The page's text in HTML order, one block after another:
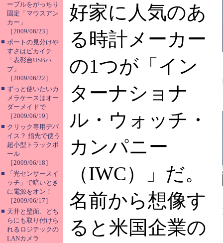
ーブルをがっちり
固定「マウスアン
カー」
［2009/06/23］
■ ポートの見分けや
すさはピカイチ
「表彰台USBハ
ブ」
［2009/06/22］
■ ずっと使いたいカ
メラケースはオー
ダーメイドで
［2009/06/19］
■ クリック専用デバ
イス？ 指先で使う
超小型トラックボ
ール
［2009/06/18］
■
「光センサースイ
ッチ」で暗いとき
に電源をオン！
［2009/06/17］
■ 天井と壁面、どち
らにも取り付けら
れるロジテックの
LANカメラ
好家に人気のあ
る時計メーカー
の1つが「イン
ターナショナ
ル・ウォッチ・
カンパニー
（IWC）」だ。
名前から想像す
ると米国企業の